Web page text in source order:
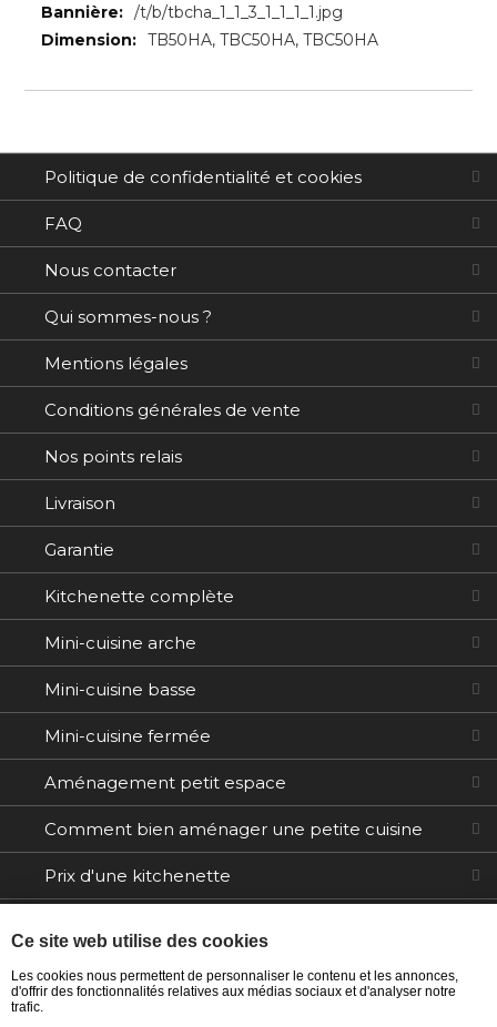
Plus
d’information
/t/b/tbcha_1_1_3_1_1_1_1.jpg
TB50HA, TBC50HA, TBC50HA
Politique de confidentialité et cookies
FAQ
Nous contacter
Qui sommes-nous ?
Mentions légales
Conditions générales de vente
Nos points relais
Livraison
Garantie
Kitchenette complète
Mini-cuisine arche
Mini-cuisine basse
Mini-cuisine fermée
Aménagement petit espace
Comment bien aménager une petite cuisine
Prix d'une kitchenette
Tables / Chaises
Ce site web utilise des cookies
Les cookies nous permettent de personnaliser le contenu et les annonces,
d'offrir des fonctionnalités relatives aux médias sociaux et d'analyser notre
trafic.